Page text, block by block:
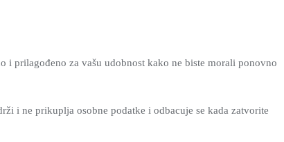
i prilagođeno za vašu udobnost kako ne biste morali ponovno
i ne prikuplja osobne podatke i odbacuje se kada zatvorite